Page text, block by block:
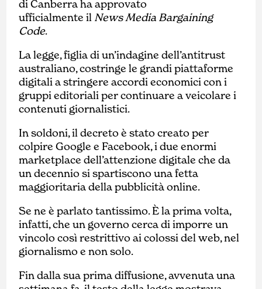
di Canberra ha approvato
ufficialmente il News Media Bargaining
Code.
La legge, figlia di un’indagine dell’antitrust
australiano, costringe le grandi piattaforme
digitali a stringere accordi economici con i
gruppi editoriali per continuare a veicolare i
contenuti giornalistici.
In soldoni, il decreto è stato creato per
colpire Google e Facebook, i due enormi
marketplace dell’attenzione digitale che da
un decennio si spartiscono una fetta
maggioritaria della pubblicità online.
Se ne è parlato tantissimo. È la prima volta,
infatti, che un governo cerca di imporre un
vincolo così restrittivo ai colossi del web, nel
giornalismo e non solo.
Fin dalla sua prima diffusione, avvenuta una